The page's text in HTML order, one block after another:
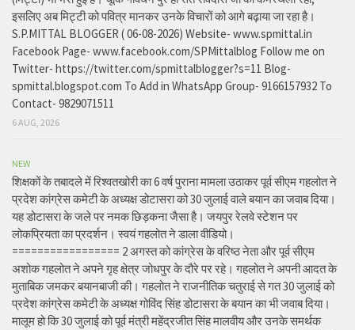
इसलिए अब मिट्टी को पवित्र मानकर उनके विचारों को आगे बढ़ाया जा रहा है।
S.P.MITTAL BLOGGER ( 06-08-2026) Website- www.spmittal.in
Facebook Page- www.facebook.com/SPMittalblog Follow me on
Twitter- https://twitter.com/spmittalblogger?s=11 Blog-
spmittal.blogspot.com To Add in WhatsApp Group- 9166157932 To
Contact- 9829071511
6 AUG, 2026
NEW
शिक्षकों के तबादले में रिश्वतखोरी का 6 वर्ष पुराना मामला उठाकर पूर्व सीएम गहलोत ने
प्रदेश कांग्रेस कमेटी के अध्यक्ष डोटासरा को 30 जुलाई वाले बयान का जवाब दिया।
यह डोटासरा के जले पर नमक छिड़कना जैसा है। जयपुर रेलवे स्टेशन पर
लोकप्रियता का प्रदर्शन। स्वयं गहलोत ने डाला वीडियो।
================= 2 अगस्त को कांग्रेस के वरिष्ठ नेता और पूर्व सीएम
अशोक गहलोत ने अपने गृह क्षेत्र जोधपुर के दौरे पर रहे। गहलोत ने अपनी आदत के
मुताबिक जमकर बयानबाजी की। गहलोत ने राजनीतिक चतुराई से गत 30 जुलाई को
प्रदेश कांग्रेस कमेटी के अध्यक्ष गोविंद सिंह डोटासरा के बयान का भी जवाब दिया।
मालूम हो कि 30 जुलाई को पूर्व मंत्री महेंद्रजीत सिंह मालवीय और उनके समर्थक